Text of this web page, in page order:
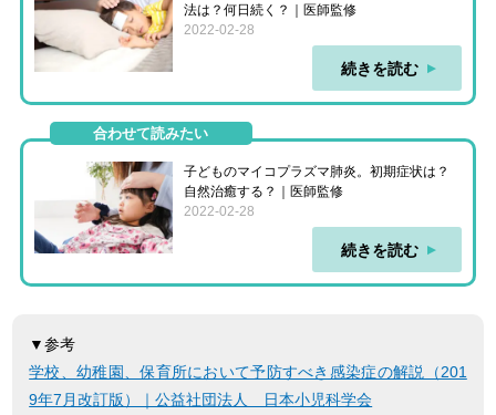
法は？何日続く？｜医師監修
2022-02-28
続きを読む
合わせて読みたい
子どものマイコプラズマ肺炎。初期症状は？
自然治癒する？｜医師監修
2022-02-28
続きを読む
▼参考
学校、幼稚園、保育所において予防すべき感染症の解説（201
9年7月改訂版）｜公益社団法人 日本小児科学会